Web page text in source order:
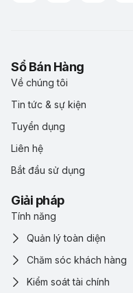
Sổ Bán Hàng
Về chúng tôi
Tin tức & sự kiện
Tuyển dụng
Liên hệ
Bắt đầu sử dụng
Giải pháp
Tính năng
Quản lý toàn diện
Chăm sóc khách hàng
Kiểm soát tài chính